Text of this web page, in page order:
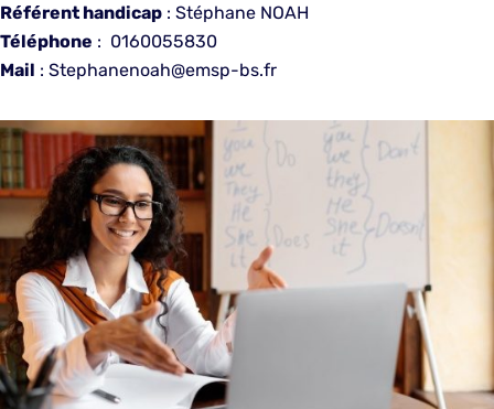
Référent handicap : Stéphane NOAH
Téléphone : 0160055830
Mail : Stephanenoah@emsp-bs.fr